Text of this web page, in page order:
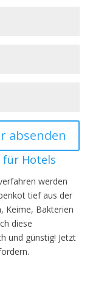
für Hotels
werden
tief aus der
Keime, Bakterien
diese
und günstig! Jetzt